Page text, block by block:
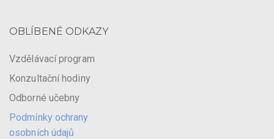
OBLÍBENÉ ODKAZY
Vzdělávací program
Konzultační hodiny
Odborné učebny
Podmínky ochrany
osobních údajů